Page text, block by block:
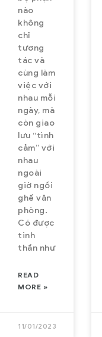
nào
không
chỉ
tương
tác và
cùng làm
việc với
nhau mỗi
ngày, mà
còn giao
lưu “tình
cảm” với
nhau
ngoài
giờ ngồi
ghế văn
phòng.
Có được
tinh
thần như
READ
MORE »
11/01/2023